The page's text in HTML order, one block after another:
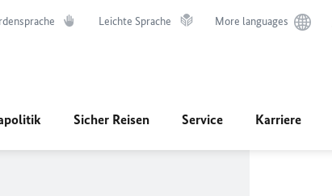
Leichte Sprache More languages
Sicher Reisen Service Karriere